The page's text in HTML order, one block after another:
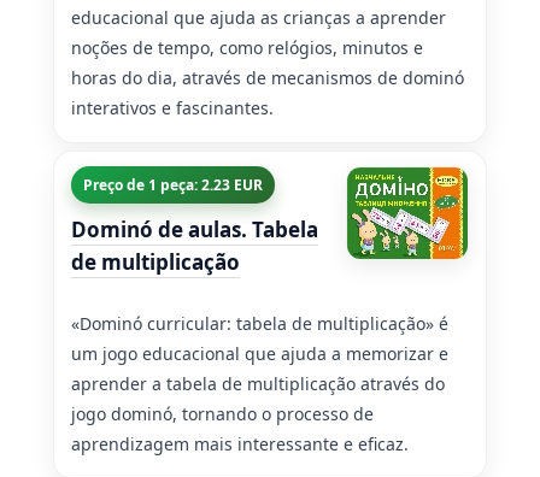
educacional que ajuda as crianças a aprender
noções de tempo, como relógios, minutos e
horas do dia, através de mecanismos de dominó
interativos e fascinantes.
Preço de 1 peça: 2.23 EUR
Dominó de aulas. Tabela
de multiplicação
«Dominó curricular: tabela de multiplicação» é
um jogo educacional que ajuda a memorizar e
aprender a tabela de multiplicação através do
jogo dominó, tornando o processo de
aprendizagem mais interessante e eficaz.